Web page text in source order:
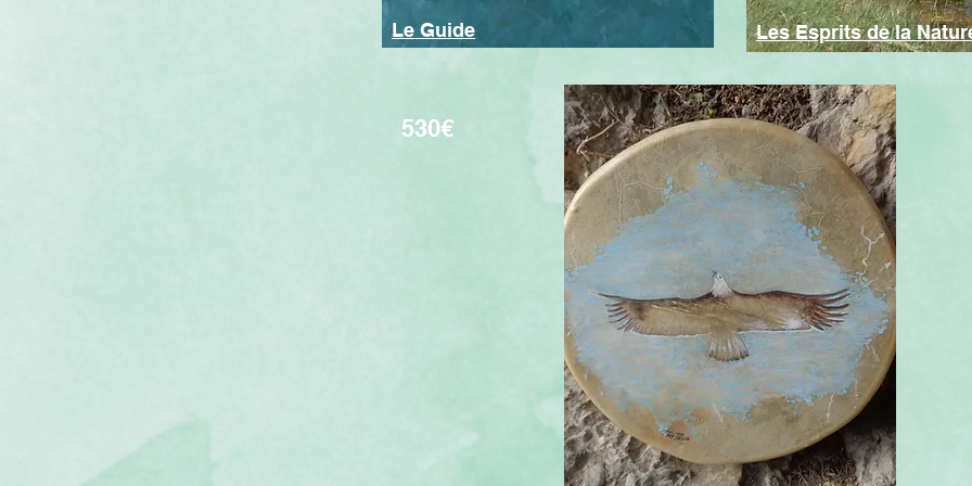
Le Guide
530€
Les Esprits de la
750€